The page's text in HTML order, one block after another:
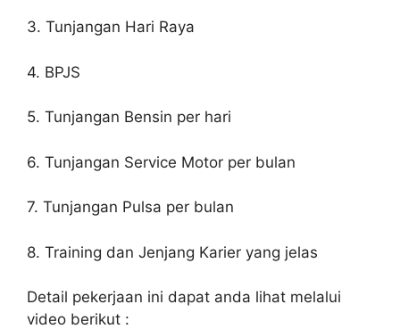
3. Tunjangan Hari Raya
4. BPJS
5. Tunjangan Bensin per hari
6. Tunjangan Service Motor per bulan
7. Tunjangan Pulsa per bulan
8. Training dan Jenjang Karier yang jelas
Detail pekerjaan ini dapat anda lihat melalui
video berikut :